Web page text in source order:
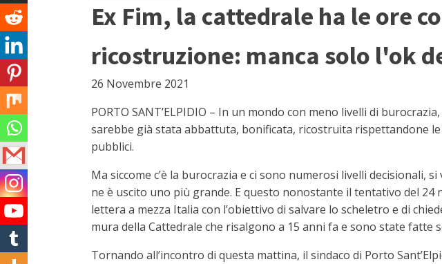
Ex Fim, la cattedrale ha le ore
ricostruzione: manca solo l'ok
26 Novembre 2021
PORTO SANT’ELPIDIO – In un mondo con meno livelli di
sarebbe già stata abbattuta, bonificata, ricostruita rispettandone
pubblici.
Ma siccome c’è la burocrazia e ci sono numerosi livelli decisionali,
ne è uscito uno più grande. E questo nonostante il tentativo del
lettera a mezza Italia con l’obiettivo di salvare lo scheletro e di
mura della Cattedrale che risalgono a 15 anni fa e sono state fatte
Tornando all’incontro di questa mattina, il sindaco di Porto